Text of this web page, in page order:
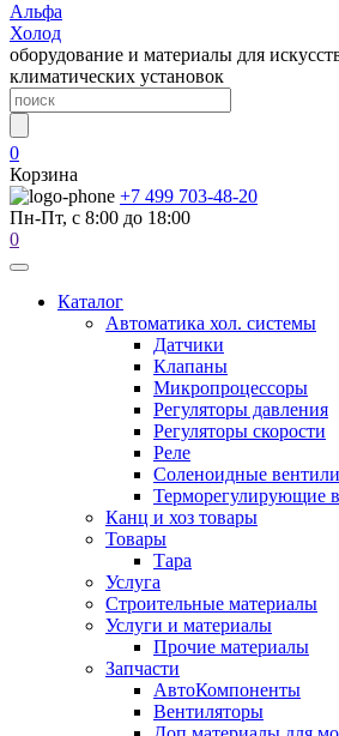
Альфа
Холод
оборудование и материалы для
климатических установок
0
Корзина
+7 499 703-48-20
Пн-Пт, с 8:00 до 18:00
0
Каталог
Автоматика хол. системы
Датчики
Клапаны
Микропроцессоры
Регуляторы давления
Регуляторы скорости
Реле
Соленоидные вентили
Терморегулирующие
Канц и хоз товары
Товары
Тара
Услуга
Строительные материалы
Услуги и материалы
Прочие материалы
Запчасти
АвтоКомпоненты
Вентиляторы